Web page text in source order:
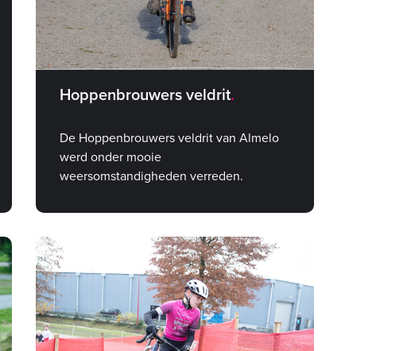
Hoppenbrouwers veldrit
De Hoppenbrouwers veldrit van Almelo
werd onder mooie
weersomstandigheden verreden.